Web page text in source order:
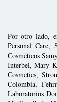
Por otro lado,
Personal Care,
Cosméticos
Interbel, Mary
Cosmetics,
Colombia,
Laboratorios